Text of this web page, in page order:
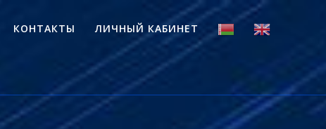
КОНТАКТЫ ЛИЧНЫЙ КАБИНЕТ